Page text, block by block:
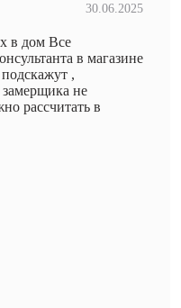
30.06.2025
в дом Все
в магазине
,
не
рассчитать в